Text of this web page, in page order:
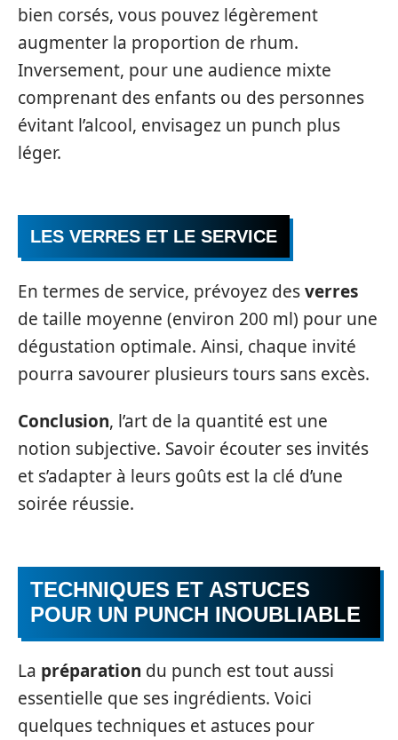
bien corsés, vous pouvez légèrement
augmenter la proportion de rhum.
Inversement, pour une audience mixte
comprenant des enfants ou des personnes
évitant l’alcool, envisagez un punch plus
léger.
LES VERRES ET LE SERVICE
En termes de service, prévoyez desverres
de taille moyenne (environ 200 ml) pour une
dégustation optimale. Ainsi, chaque invité
pourra savourer plusieurs tours sans excès.
Conclusion, l’art de la quantité est une
notion subjective. Savoir écouter ses invités
et s’adapter à leurs goûts est la clé d’une
soirée réussie.
TECHNIQUES ET ASTUCES
POUR UN PUNCH INOUBLIABLE
La préparation du punch est tout aussi
essentielle que ses ingrédients. Voici
quelques techniques et astuces pour